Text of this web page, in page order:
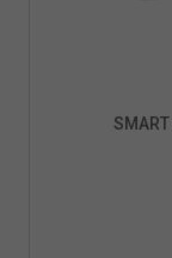
SMART